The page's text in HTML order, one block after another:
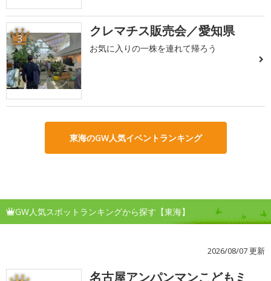
3 クレマチス販売会／愛知県
お気に入りの一株を連れて帰ろう
東海のGW人気イベントランキング
GW人気スポットランキングから探す【東海】
2026/08/07 更新
名古屋アンパンマンこどもミ